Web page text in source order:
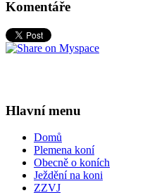
Komentáře
Hlavní menu
Domů
Plemena koní
Obecně o koních
Ježdění na koni
ZZVJ